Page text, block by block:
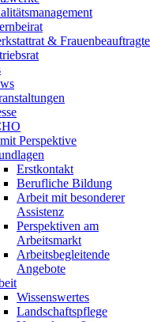
& Frauenbeauftragte
Perspektive
Erstkontakt
Berufliche Bildung
Arbeit mit besonderer
Assistenz
Perspektiven am
Arbeitsmarkt
Arbeitsbegleitende
Angebote
Wissenswertes
Landschaftspflege